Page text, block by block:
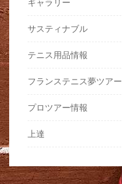
ギャラリー
サスティナブル
テニス用品情報
フランステニス夢ツアー
プロツアー情報
上達